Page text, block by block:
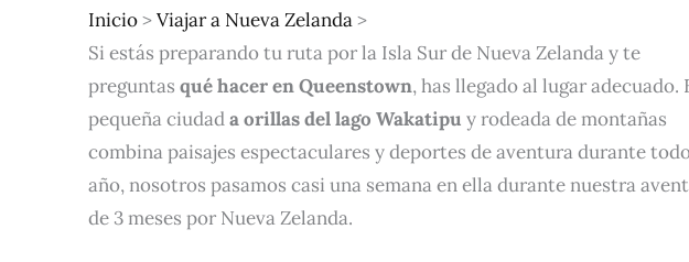
Inicio>Viajar a Nueva Zelanda>
Si estás preparando tu ruta por la Isla Sur de Nueva Zelanda y te
preguntas qué hacer en Queenstown, has llegado al lugar adecuado.
pequeña ciudada orillas del lago Wakatipu y rodeada de montañas
combina paisajes espectaculares y deportes de aventura durante
año, nosotros pasamos casi una semana en ella durante nuestra
de 3 meses por Nueva Zelanda.